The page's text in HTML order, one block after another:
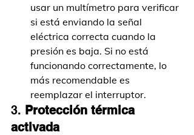
usar un multímetro para verificar
si está enviando la señal
eléctrica correcta cuando la
presión es baja. Si no está
funcionando correctamente, lo
más recomendable es
reemplazar el interruptor.
3. Protección térmica
activada